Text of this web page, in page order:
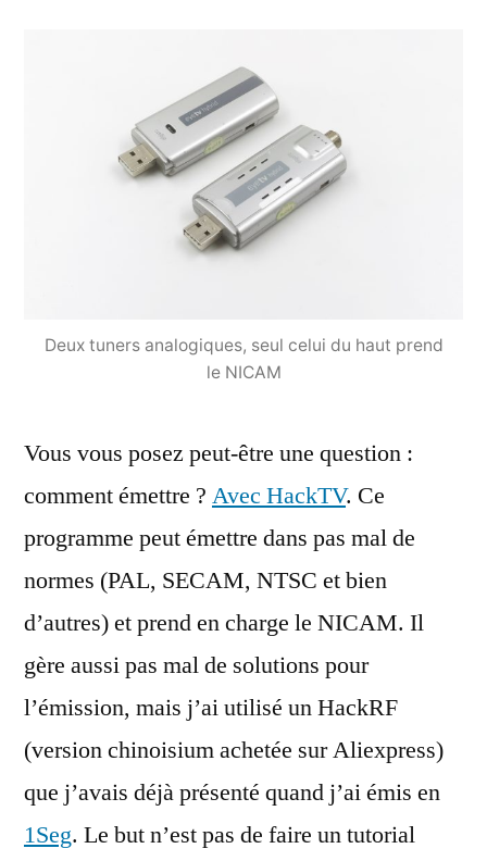
Deux tuners analogiques, seul celui du haut prend
le NICAM
Vous vous posez peut-être une question :
comment émettre ? Avec HackTV. Ce
programme peut émettre dans pas mal de
normes (PAL, SECAM, NTSC et bien
d’autres) et prend en charge le NICAM. Il
gère aussi pas mal de solutions pour
l’émission, mais j’ai utilisé un HackRF
(version chinoisium achetée sur Aliexpress)
que j’avais déjà présenté quand j’ai émis en
1Seg. Le but n’est pas de faire un tutorial